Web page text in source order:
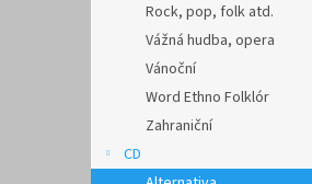
Rock, pop, folk atd.
Vážná hudba, opera
Vánoční
Word Ethno Folklór
Zahraniční
CD